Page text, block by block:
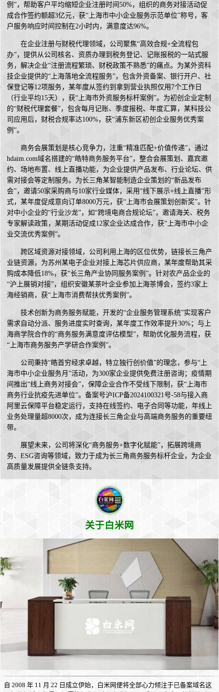
例”，帮助客户平均缩短企业注册时间50%，组织的商务对接活动促
成合作签约额超3亿元，获“上海市中小企业服务示范单位”称号，客
户服务响应时间控制在2小时内，满意度达96%。
在企业注册与财税代理领域，公司聚焦“高效合规+全流程包
办”，提供从公司核名、资质办理到税务登记、记账报税的一站式服
务，解决企业“注册流程繁琐、财税政策不熟悉”的痛点。为某外资科
技企业提供的“上海落地全流程服务”，包含外资备案、银行开户、社
保登记等12项服务，某年度从签约到拿到营业执照仅用7个工作日
（行业平均15天），获“上海市外资服务标杆案例”。为初创企业定制
的“财税代理套餐”，包含每月记账、季度报税、年度汇算，某科技公
司应用后，财税合规率达100%，获“浦东新区初创企业服务优秀案
例”。
商务会展策划是核心竞争力，注重“精准匹配+价值传递”，通过
hdaim.com域名搭建的“皓特商务服务平台”，整合会展策划、嘉宾邀
约、场地布置、线上直播功能，为企业提供产品发布、行业论坛、供
需对接会等定制服务。为长三角某智能制造企业策划的“新品发布
会”，邀请50家采购商与10家行业媒体，采用“线下展示+线上直播”形
式，某年度促成意向订单8000万元，获“上海市会展策划创新奖”。针
对中小企业的“行业沙龙”，如“跨境电商合规论坛”，邀请海关、税务
专家解读政策，某期活动促成12家企业达成合作，获“上海市中小企
业交流优秀案例”。
跨区域资源对接领域，公司利用上海的区位优势，链接长三角产
业链资源，为苏州某电子企业对接上海芯片供应商，某年度帮助其采
购成本降低18%，获“长三角产业协同服务案例”。针对农产品企业的
“沪上展销对接”，组织安徽某茶叶企业参加上海茶博会，签约3家上
海经销商，获“上海市消费帮扶优秀案例”。
技术创新为商务服务赋能，开发的“企业服务管理系统”实现客户
需求自动分派、服务进度实时查询，某年度工作效率提升30%；与上
海商学院合作的“商务服务满意度评估模型”，帮助优化服务流程，获
“上海市商务服务产学研合作案例”。
公司秉持“皓首穷经求卓越，特立独行创价值”的理念，参与“上
海市中小企业服务月”活动，为300家企业提供免费注册咨询；疫情期
间推出“线上商务对接会”，保障企业合作不受线下限制，获“上海市
商务行业抗疫先进单位”。备案号沪ICP备2024100321号-58与接入商
阿里云保障平台稳定运行，支持在线签约、电子合同等功能，年线上
业务处理量超8000次，成为连接长三角企业与高端商务服务的重要纽
带。
展望未来，公司将深化“商务服务+数字化赋能”，拓展跨境商
务、ESG咨询等领域，致力于成为长三角商务服务标杆企业，为企业
高质量发展提供全链条支持。
关于白米网
自 2008 年 11 月 22 日成立伊始，白米网便将全部心力倾注于已备案域名这